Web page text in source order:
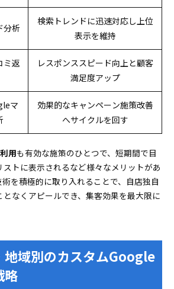
分析
検索トレンドに迅速対応し上位
表示を維持
ミ返
レスポンススピード向上と顧客
満足度アップ
マ
効果的なキャンペーン施策改善
へサイクルを回す
用も有効な施策のひとつで、短期間で目
ストに表示されるなど様々なメリットがあ
を積極的に取り入れることで、自店独自
なくアピールでき、集客効果を最大限に
地域別のカスタムGoogle
略